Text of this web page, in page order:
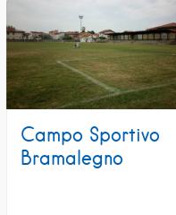
Campo Sportivo
Bramalegno